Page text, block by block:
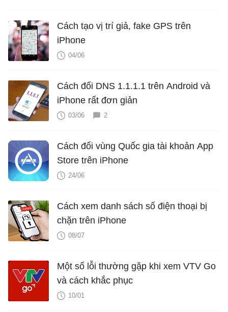
Cách tạo vị trí giả, fake GPS trên
iPhone
04/06
Cách đổi DNS 1.1.1.1 trên Android và
iPhone rất đơn giản
03/06 2
Cách đổi vùng Quốc gia tài khoản App
Store trên iPhone
24/06
Cách xem danh sách số điện thoại bị
chặn trên iPhone
08/07
Một số lỗi thường gặp khi xem VTV Go
và cách khắc phục
10/01